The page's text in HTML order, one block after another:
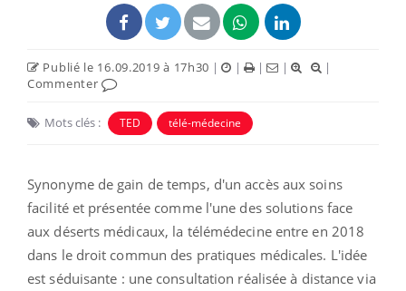
Publié le 16.09.2019 à 17h30 | | | |
|
Commenter
Mots clés : TED télé-médecine
Synonyme de gain de temps, d'un accès aux soins
facilité et présentée comme l'une des solutions face
aux déserts médicaux, la télémédecine entre en 2018
dans le droit commun des pratiques médicales. L'idée
est séduisante : une consultation réalisée à distance via